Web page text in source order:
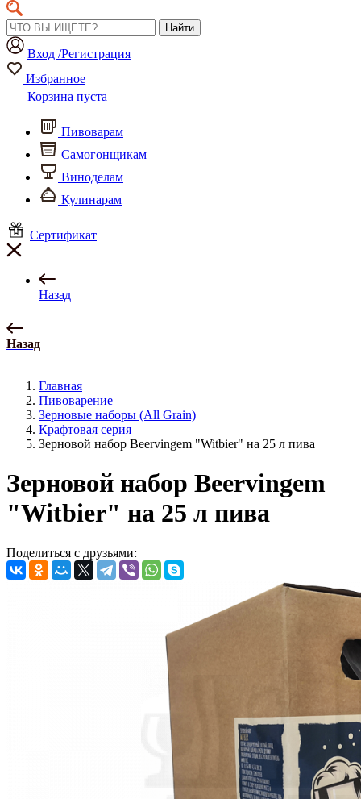
Найти
Вход /Регистрация
Избранное
Корзина пуста
Пивоварам
Самогонщикам
Виноделам
Кулинарам
Сертификат
Назад
Назад
Главная
Пивоварение
Зерновые наборы (All Grain)
Крафтовая серия
Зерновой набор Beervingem "Witbier" на 25 л пива
Зерновой набор Beervingem
"Witbier" на 25 л пива
Поделиться с друзьями: